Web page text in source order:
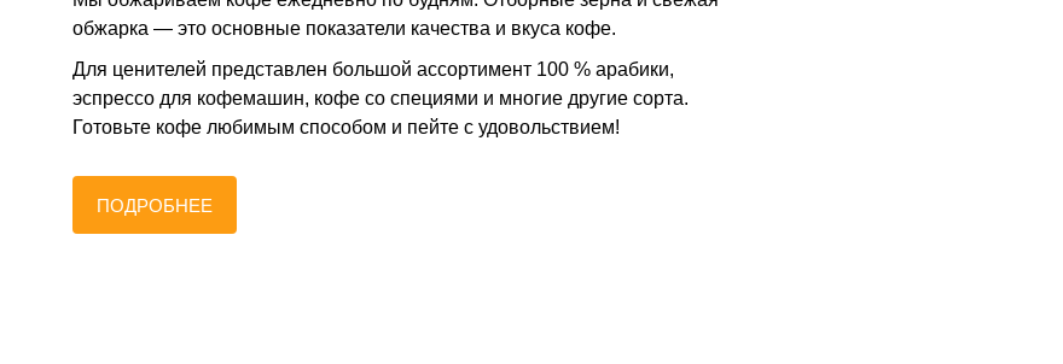
обжарка — это основные показатели качества и вкуса кофе.
Для ценителей представлен большой ассортимент 100 % арабики,
эспрессо для кофемашин, кофе со специями и многие другие сорта.
Готовьте кофе любимым способом и пейте с удовольствием!
ПОДРОБНЕЕ